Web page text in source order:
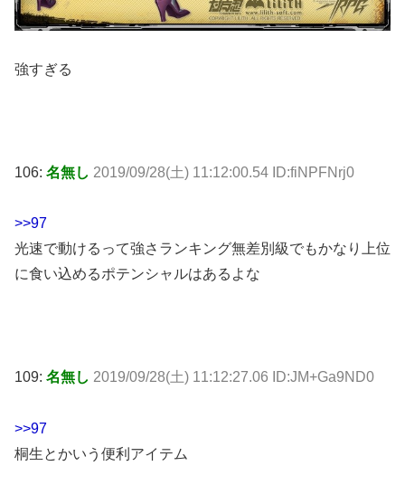
強すぎる
106: 名無し 2019/09/28(土) 11:12:00.54 ID:fiNPFNrj0
>>97
光速で動けるって強さランキング無差別級でもかなり上位
に食い込めるポテンシャルはあるよな
109: 名無し 2019/09/28(土) 11:12:27.06 ID:JM+Ga9ND0
>>97
桐生とかいう便利アイテム